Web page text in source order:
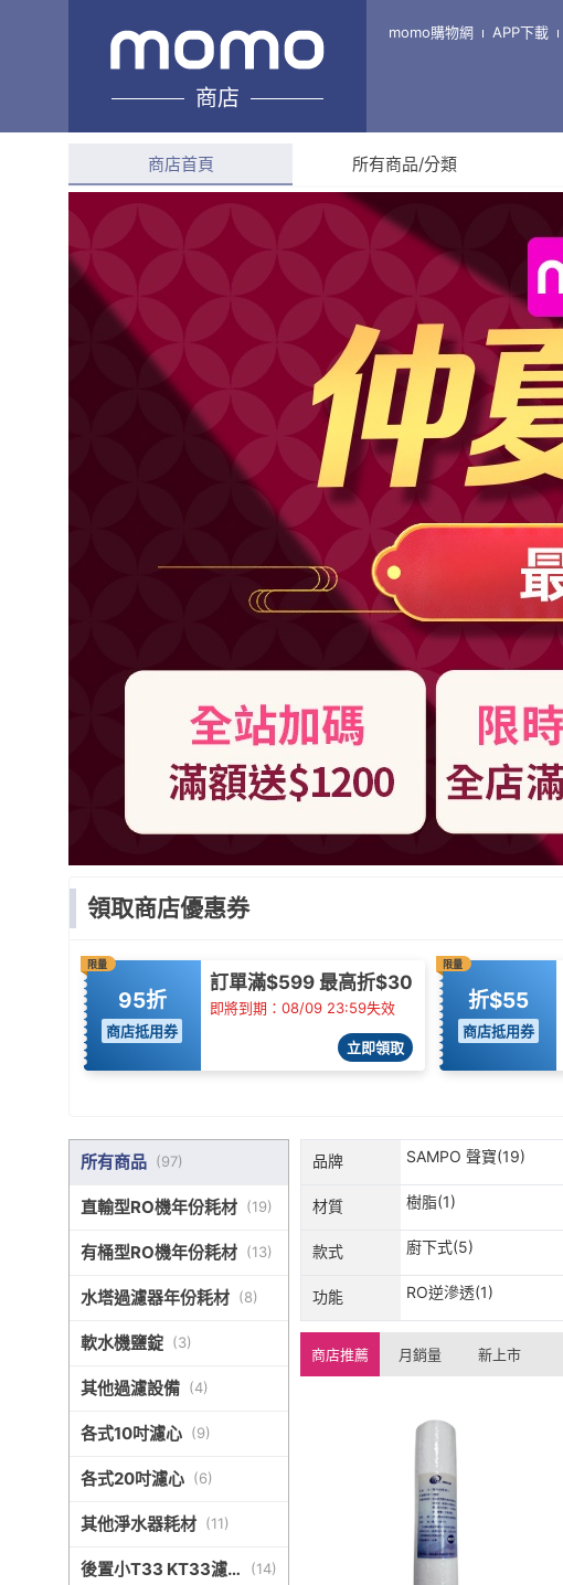
商店
momo購物網 APP下載
水易購淨水 安南店
綜合評分
商店首頁 所有商品/分類
領取商店優惠券
限量
95折
商店抵用券
訂單滿$599 最高折$30
即將到期：08/09 23:59失效
立即領取
限量
折$55
商店抵用券
所有商品 (97)
直輸型RO機年份耗材 (19)
有桶型RO機年份耗材 (13)
水塔過濾器年份耗材 (8)
軟水機鹽錠 (3)
其他過濾設備 (4)
各式10吋濾心 (9)
各式20吋濾心 (6)
其他淨水器耗材 (11)
後置小T33 KT33濾
(14)
品牌 SAMPO 聲寶(19)
材質 樹脂(1)
款式 廚下式(5)
功能 RO逆滲透(1)
商店推薦 月銷量 新上市